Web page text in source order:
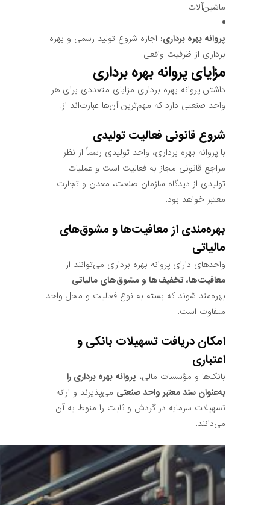
ماشین‌آلات
پروانه بهره برداری: اجازه شروع تولید رسمی و بهره
برداری از ظرفیت واقعی
مزایای پروانه بهره برداری
داشتن پروانه بهره برداری مزایای متعددی برای هر
واحد صنعتی دارد که مهم‌ترین آن‌ها عبارت‌اند از:
شروع قانونی فعالیت تولیدی
با پروانه بهره برداری، واحد تولیدی رسماً از نظر
مراجع قانونی مجاز به فعالیت است و عملیات
تولیدی از دیدگاه سازمان صنعت، معدن و تجارت
معتبر خواهد بود.
بهره‌مندی از معافیت‌ها و مشوق‌های
مالیاتی
واحدهای دارای پروانه بهره برداری می‌توانند از
معافیت‌ها، تخفیف‌ها و مشوق‌های مالیاتی
بهره‌مند شوند که بسته به نوع فعالیت و محل واحد
متفاوت است.
امکان دریافت تسهیلات بانکی و
اعتباری
بانک‌ها و مؤسسات مالی، پروانه بهره برداری را
به‌عنوان سند معتبر واحد صنعتی می‌پذیرند و ارائه
تسهیلات سرمایه در گردش و ثابت را منوط به آن
می‌دانند.